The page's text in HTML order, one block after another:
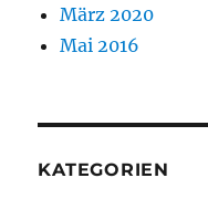
März 2020
Mai 2016
KATEGORIEN